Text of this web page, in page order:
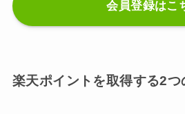
会員登録はこ
楽天ポイントを取得する2つ